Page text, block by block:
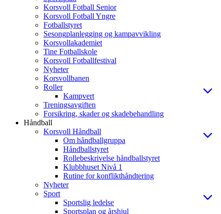
Korsvoll Fotball Senior
Korsvoll Fotball Yngre
Fotballstyret
Sesongplanlegging og kampavvikling
Korsvollakademiet
Tine Fotballskole
Korsvoll Fotballfestival
Nyheter
Korsvollbanen
Roller
Kampvert
Treningsavgiften
Forsikring, skader og skadebehandling
Håndball
Korsvoll Håndball
Om håndballgruppa
Håndballstyret
Rollebeskrivelse håndballstyret
Klubbhuset Nivå 1
Rutine for konflikthåndtering
Nyheter
Sport
Sportslig ledelse
Sportsplan og årshjul